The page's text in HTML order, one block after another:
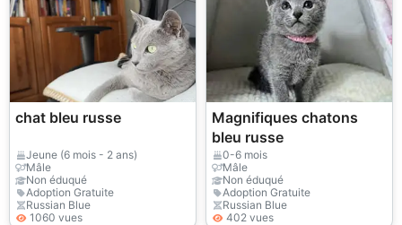
chat bleu russe
Jeune (6 mois - 2 ans)
Mâle
Non éduqué
Adoption Gratuite
Russian Blue
1060 vues
Magnifiques chatons
bleu russe
0-6 mois
Mâle
Non éduqué
Adoption Gratuite
Russian Blue
402 vues